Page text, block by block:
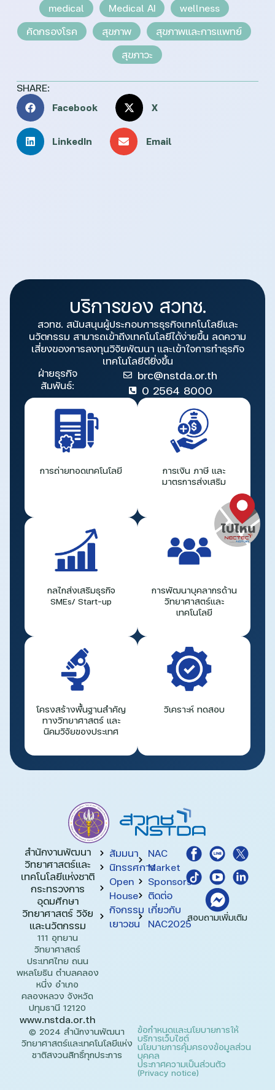
medical
Medical AI
wellness
คัดกรองโรค
สุขภาพ
สุขภาพและการแพทย์
สุขภาวะ
SHARE:
Facebook X
LinkedIn Email
บริการของ สวทช.
สวทช. สนับสนุนผู้ประกอบการธุรกิจเทคโนโลยีและ
นวัตกรรม สามารถเข้าถึงเทคโนโลยีได้ง่ายขึ้น ลดความ
เสี่ยงของการลงทุนวิจัยพัฒนา และเข้าใจการทำธุรกิจ
เทคโนโลยีดียิ่งขึ้น
ฝ่ายธุรกิจ
สัมพันธ์:
brc@nstda.or.th
0 2564 8000
การถ่ายทอดเทคโนโลยี
การเงิน ภาษี และ
มาตรการส่งเสริม
กลไกส่งเสริมธุรกิจ
SMEs/ Start-up
การพัฒนาบุคลากรด้าน
วิทยาศาสตร์และ
เทคโนโลยี
โครงสร้างพื้นฐานสำคัญ
ทางวิทยาศาสตร์ และ
นิคมวิจัยของประเทศ
วิเคราะห์ ทดสอบ
สำนักงานพัฒนา
วิทยาศาสตร์และ
เทคโนโลยีแห่งชาติ​
กระทรวงการ
อุดมศึกษา
วิทยาศาสตร์ วิจัย
และนวัตกรรม
111 อุทยาน
วิทยาศาสตร์
ประเทศไทย ถนน
พหลโยธิน ตำบลคลอง
หนึ่ง อำเภอ
คลองหลวง จังหวัด
ปทุมธานี 12120
www.nstda.or.th
สัมมนา
นิทรรศการ
Open
House
กิจกรรม
เยาวชน
NAC
Market
Sponsors
ติดต่อ
เกี่ยวกับ
NAC2025สอบถามเพิ่มเติม
© 2024 สำนักงานพัฒนา
วิทยาศาสตร์และเทคโนโลยีแห่ง
ชาติสงวนสิทธิ์ทุกประการ
ข้อกำหนดและนโยบายการให้
บริการเว็บไซต์
นโยบายการคุ้มครองข้อมูลส่วน
บุคคล
ประกาศความเป็นส่วนตัว
(Privacy notice)